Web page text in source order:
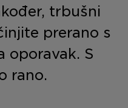
trbušni
prerano s
oporavak. S
rano.